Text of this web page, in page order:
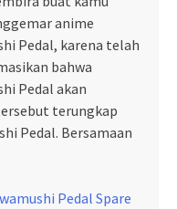
anime
Pedal, karena telah
bahwa
Pedal akan
terungkap
Pedal. Bersamaan
Pedal Spare